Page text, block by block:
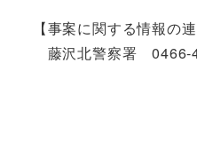
【事案に関する情報の連
藤沢北警察署 0466-